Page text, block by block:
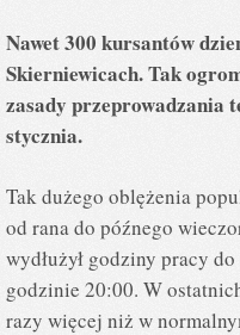
Nawet 300 kursantów
Skierniewicach. Tak
zasady przeprowadzania
stycznia.
Tak dużego oblężenia
od rana do późnego
wydłużył godziny pracy
godzinie 20:00. W
razy więcej niż w